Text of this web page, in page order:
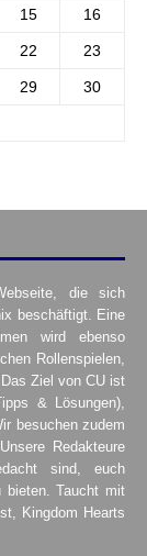
15 16
22 23
29 30
die sich
beschäftigt. Eine
wird ebenso
Rollenspielen,
Ziel von CU ist
& Lösungen),
besuchen zudem
Redakteure
sind, euch
bieten. Taucht mit
Kingdom Hearts